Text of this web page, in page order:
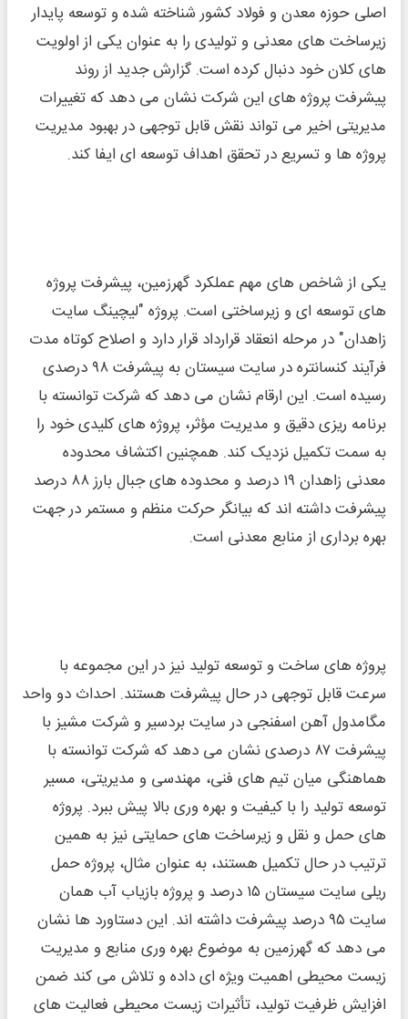
اصلی حوزه معدن و فولاد کشور شناخته شده و توسعه پایدار
زیرساخت ‌های معدنی و تولیدی را به عنوان یکی از اولویت‌
های کلان خود دنبال کرده است. گزارش جدید از روند
پیشرفت پروژه ‌های این شرکت نشان می‌ دهد که تغییرات
مدیریتی اخیر می ‌تواند نقش قابل توجهی در بهبود مدیریت
پروژه ‌ها و تسریع در تحقق اهداف توسعه ‌ای ایفا کند.
یکی از شاخص‌ های مهم عملکرد گهرزمین، پیشرفت پروژه‌
های توسعه‌ ای و زیرساختی است. پروژه "لیچینگ سایت
زاهدان" در مرحله انعقاد قرارداد قرار دارد و اصلاح کوتاه‌ مدت
فرآیند کنسانتره در سایت سیستان به پیشرفت ۹۸ درصدی
رسیده است. این ارقام نشان می ‌دهد که شرکت توانسته با
برنامه‌ ریزی دقیق و مدیریت مؤثر، پروژه‌ های کلیدی خود را
به سمت تکمیل نزدیک کند. همچنین اکتشاف محدوده
معدنی زاهدان ۱۹ درصد و محدوده‌ های جبال ‌بارز ۸۸ درصد
پیشرفت داشته ‌اند که بیانگر حرکت منظم و مستمر در جهت
بهره ‌برداری از منابع معدنی است.
پروژه‌ های ساخت و توسعه تولید نیز در این مجموعه با
سرعت قابل توجهی در حال پیشرفت هستند. احداث دو واحد
مگامدول آهن اسفنجی در سایت بردسیر و شرکت مشیز با
پیشرفت ۸۷ درصدی نشان می ‌دهد که شرکت توانسته با
هماهنگی میان تیم ‌های فنی، مهندسی و مدیریتی، مسیر
توسعه تولید را با کیفیت و بهره ‌وری بالا پیش ببرد. پروژه‌
های حمل و نقل و زیرساخت ‌های حمایتی نیز به همین
ترتیب در حال تکمیل هستند، به عنوان مثال، پروژه حمل
ریلی سایت سیستان ۱۵ درصد و پروژه بازیاب آب همان
سایت ۹۵ درصد پیشرفت داشته ‌اند. این دستاورد ها نشان
می‌ دهد که گهرزمین به موضوع بهره ‌وری منابع و مدیریت
زیست ‌محیطی اهمیت ویژه ‌ای داده و تلاش می‌ کند ضمن
افزایش ظرفیت تولید، تأثیرات زیست‌ محیطی فعالیت ‌های